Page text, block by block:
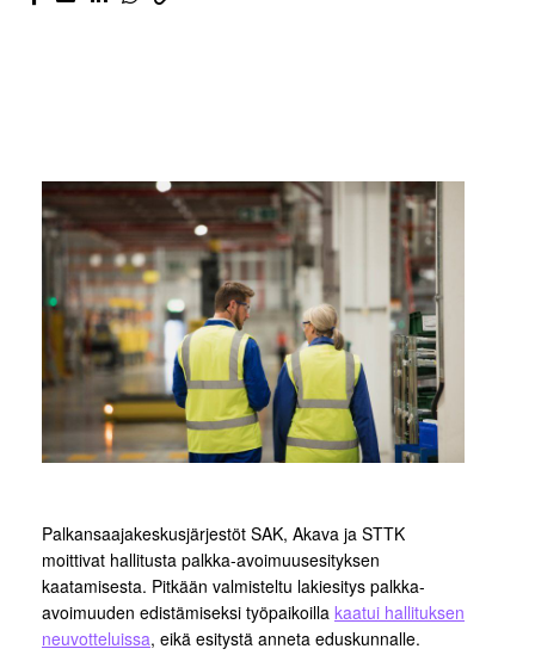
Palkansaajakeskusjärjestöt SAK, Akava ja STTK
moittivat hallitusta palkka-avoimuusesityksen
kaatamisesta. Pitkään valmisteltu lakiesitys palkka-
avoimuuden edistämiseksi työpaikoilla kaatui hallituksen
neuvotteluissa, eikä esitystä anneta eduskunnalle.